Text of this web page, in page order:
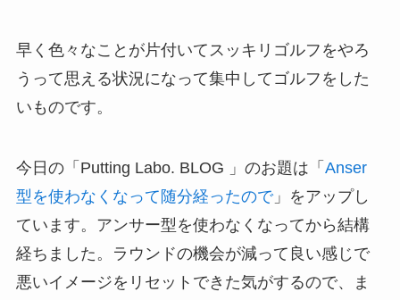
早く色々なことが片付いてスッキリゴルフをやろ
うって思える状況になって集中してゴルフをした
いものです。
今日の「Putting Labo. BLOG 」のお題は「 Anser
型を使わなくなって随分経ったので」をアップし
ています。アンサー型を使わなくなってから結構
経ちました。ラウンドの機会が減って良い感じで
悪いイメージをリセットできた気がするので、ま